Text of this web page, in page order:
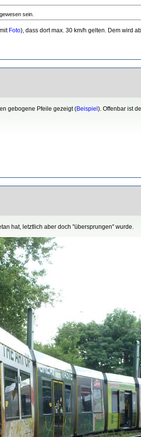
sein.
Foto), dass dort max. 30 km/h gelten. Dem wird
gebogene Pfeile gezeigt (Beispiel). Offenbar ist
hat, letztlich aber doch "übersprungen" wurde.